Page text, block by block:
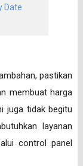
Date
pastikan
membuat harga
juga tidak begitu
layanan
control panel